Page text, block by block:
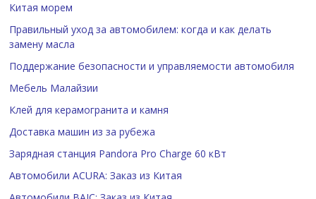
Китая морем
Правильный уход за автомобилем: когда и как делать
замену масла
Поддержание безопасности и управляемости автомобиля
Мебель Малайзии
Клей для керамогранита и камня
Доставка машин из за рубежа
Зарядная станция Pandora Pro Charge 60 кВт
Автомобили ACURA: Заказ из Китая